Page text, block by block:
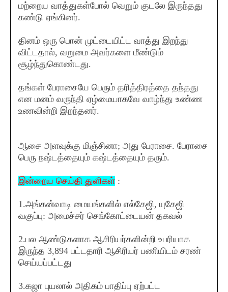
மற்றைய வாத்துகள்போல் வெறும் குடலே இருந்தது
கண்டு ஏங்கினர்.
தினம் ஒரு பொன் முட்டையிட்ட வாத்து இறந்து
விட்டதால், வறுமை அவர்களை மீண்டும்
சூழ்ந்துகொண்டது.
தங்கள் பேராசையே பெரும் தரித்திரத்தை தந்தது
என மனம் வருந்தி ஏழ்மையாகவே வாழ்ந்து உண்ண
உணவின்றி இறந்தனர்.
ஆசை அளவுக்கு மிஞ்சினா; அது பேராசை. பேராசை
பெரு நஷ்டத்தையும் கஷ்டத்தையும் தரும்.
இன்றைய செய்தி துளிகள் :
1.அங்கன்வாடி மையங்களில் எல்கேஜி, யுகேஜி
வகுப்பு: அமைச்சர் செங்கோட்டையன் தகவல்
2.பல ஆண்டுகளாக ஆசிரியர்களின்றி உபரியாக
இருந்த 3,894 பட்டதாரி ஆசிரியர் பணியிடம் சரண்
செய்யப்பட்டது
3.கஜா புயலால் அதிகம் பாதிப்பு ஏற்பட்ட